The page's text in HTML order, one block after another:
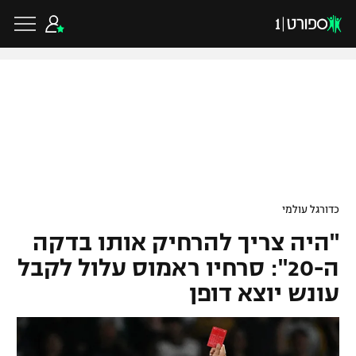
גביע הטוטו
ליגיונרים
גביע המדינה
ליגת האלופות
ליגה אירופית
ליגה אנגלית
כדורסל ישראלי
ליגת ווינר סל
ליגה לאומית
כדורסל עולמי
NBA
כדורגל עולמי
"היה צריך להרחיק אותו בדקה
ה-20": סרחיו ראמוס עלול לקבל
עונש יוצא דופן